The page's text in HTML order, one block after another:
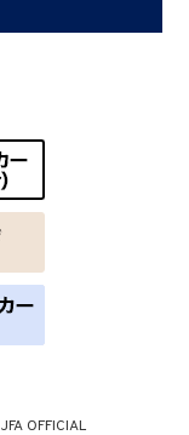
JFA OFFICIAL